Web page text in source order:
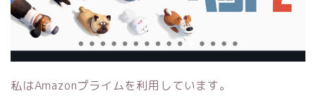
私はAmazonプライムを利用しています。